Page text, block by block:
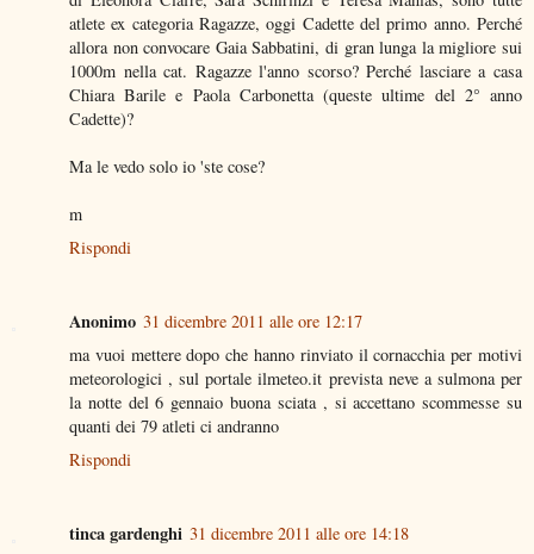
atlete ex categoria Ragazze, oggi Cadette del primo anno. Perché
allora non convocare Gaia Sabbatini, di gran lunga la migliore sui
1000m nella cat. Ragazze l'anno scorso? Perché lasciare a casa
Chiara Barile e Paola Carbonetta (queste ultime del 2° anno
Cadette)?
Ma le vedo solo io 'ste cose?
m
Rispondi
Anonimo 31 dicembre 2011 alle ore 12:17
ma vuoi mettere dopo che hanno rinviato il cornacchia per motivi
meteorologici , sul portale ilmeteo.it prevista neve a sulmona per
la notte del 6 gennaio buona sciata , si accettano scommesse su
quanti dei 79 atleti ci andranno
Rispondi
tinca gardenghi 31 dicembre 2011 alle ore 14:18